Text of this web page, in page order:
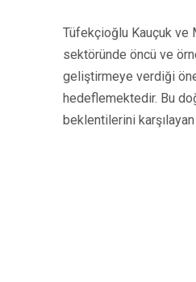
Tüfekçioğlu Kauçuk ve
sektöründe öncü ve
geliştirmeye verdiği
hedeflemektedir. Bu
beklentilerini